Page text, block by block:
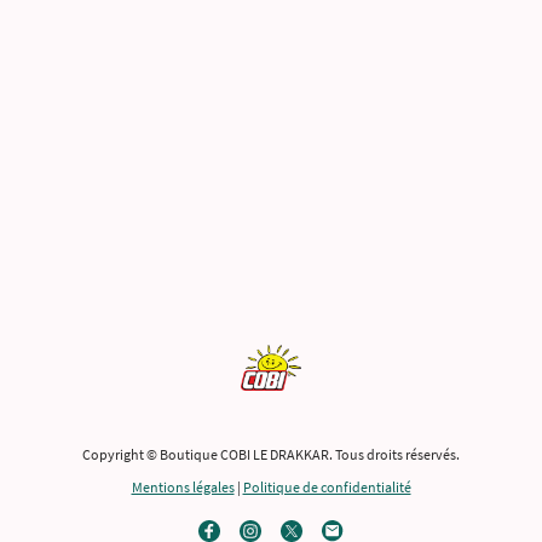
Copyright © Boutique COBI LE DRAKKAR. Tous droits réservés.
Mentions légales| Politique de confidentialité